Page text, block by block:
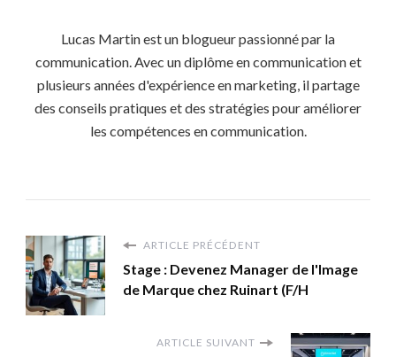
Lucas Martin est un blogueur passionné par la
communication. Avec un diplôme en communication et
plusieurs années d'expérience en marketing, il partage
des conseils pratiques et des stratégies pour améliorer
les compétences en communication.
ARTICLE PRÉCÉDENT
Stage : Devenez Manager de l'Image
de Marque chez Ruinart (F/H
ARTICLE SUIVANT